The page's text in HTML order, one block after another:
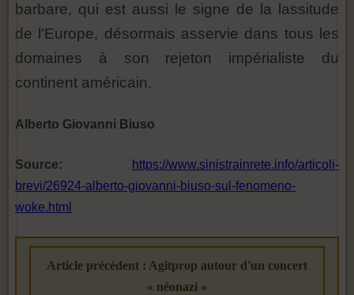
barbare, qui est aussi le signe de la lassitude
de l'Europe, désormais asservie dans tous les
domaines à son rejeton impérialiste du
continent américain.
Alberto Giovanni Biuso
Source:
https://www.sinistrainrete.info/articoli-
brevi/26924-alberto-giovanni-biuso-sul-fenomeno-
woke.html
Article précédent : Agitprop autour d'un concert
« néonazi »